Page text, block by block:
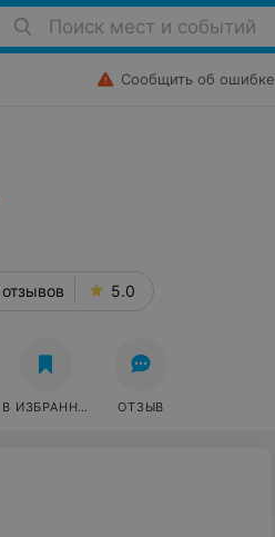
Поиск мест и событий
Сообщить об ошибке
5.0
В ИЗБРАННОЕ ОТЗЫВ